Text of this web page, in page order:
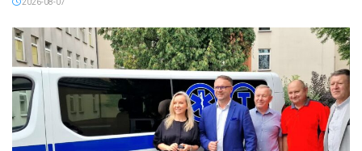
2026-08-07